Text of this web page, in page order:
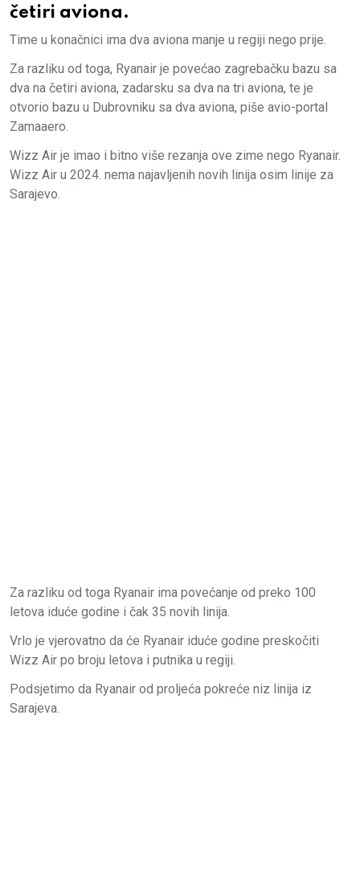
četiri aviona.
Time u konačnici ima dva aviona manje u regiji nego prije.
Za razliku od toga, Ryanair je povećao zagrebačku bazu sa
dva na četiri aviona, zadarsku sa dva na tri aviona, te je
otvorio bazu u Dubrovniku sa dva aviona, piše avio-portal
Zamaaero.
Wizz Air je imao i bitno više rezanja ove zime nego Ryanair.
Wizz Air u 2024. nema najavljenih novih linija osim linije za
Sarajevo.
Za razliku od toga Ryanair ima povećanje od preko 100
letova iduće godine i čak 35 novih linija.
Vrlo je vjerovatno da će Ryanair iduće godine preskočiti
Wizz Air po broju letova i putnika u regiji.
Podsjetimo da Ryanair od proljeća pokreće niz linija iz
Sarajeva.